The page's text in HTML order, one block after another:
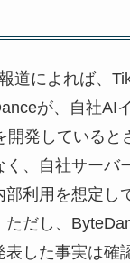
道によれば、
が、自社AI
開発していると
く、自社サーバ
部利用を想定し
ただし、
した事実は確